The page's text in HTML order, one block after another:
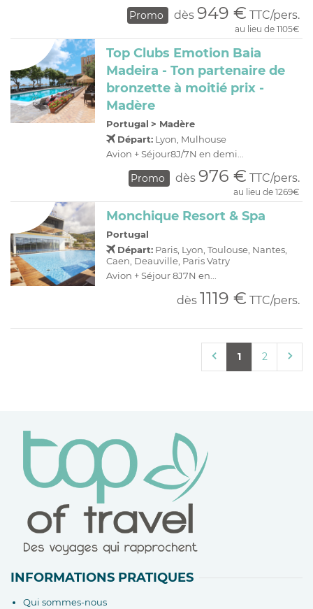
Promo dès 949 € TTC/pers.
au lieu de 1105€
Top Clubs Emotion Baia
Madeira - Ton partenaire de
bronzette à moitié prix -
Madère
Portugal > Madère
Départ: Lyon, Mulhouse
Avion + Séjour8J/7N en demi...
Promo dès 976 € TTC/pers.
au lieu de 1269€
Monchique Resort & Spa
Portugal
Départ: Paris, Lyon, Toulouse, Nantes,
Caen, Deauville, Paris Vatry
Avion + Séjour 8J7N en...
dès 1119 € TTC/pers.
1 2
INFORMATIONS PRATIQUES
Qui sommes-nous